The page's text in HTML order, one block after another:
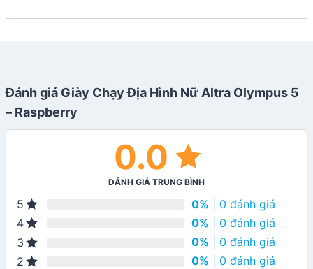
Đánh giá Giày Chạy Địa Hình Nữ Altra Olympus 5
– Raspberry
0.0
ĐÁNH GIÁ TRUNG BÌNH
5 0% | 0 đánh giá
4
0% | 0 đánh giá
3
0% | 0 đánh giá
2
0% | 0 đánh giá